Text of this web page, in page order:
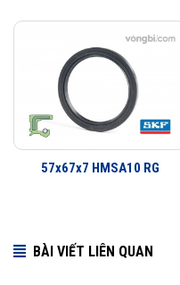
57x67x7 HMSA10 RG
BÀI VIẾT LIÊN QUAN